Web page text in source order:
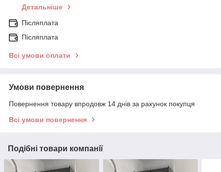
Детальніше
Післяплата
Післяплата
Всі умови оплати
Умови повернення
Повернення товару впродовж 14 днів за рахунок покупця
Всі умови повернення
Подібні товари компанії